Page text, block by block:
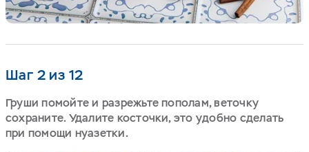
Шаг 2 из 12
Груши помойте и разрежьте пополам, веточку
сохраните. Удалите косточки, это удобно сделать
при помощи нуазетки.